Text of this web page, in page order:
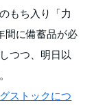
もち入り「力
間に備蓄品が必
つつ、明日以
ストックにつ